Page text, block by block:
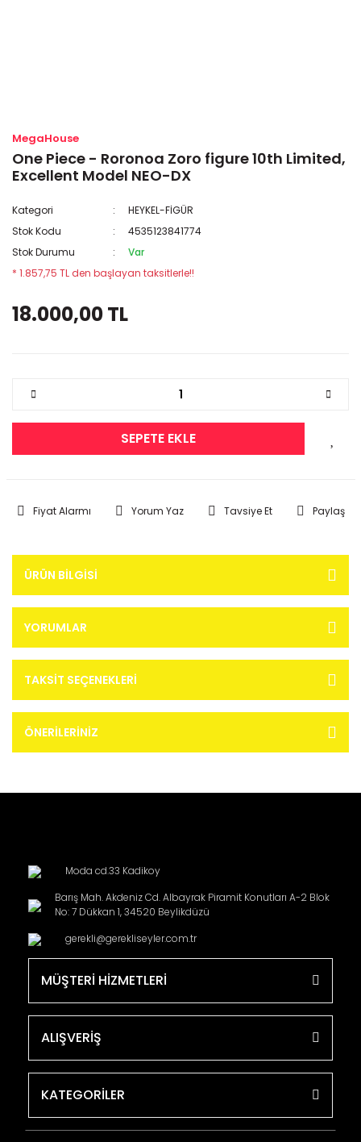
MegaHouse
One Piece - Roronoa Zoro figure 10th Limited,
Excellent Model NEO-DX
Kategori
HEYKEL-FİGÜR
Stok Kodu
4535123841774
Stok Durumu
Var
* 1.857,75 TL den başlayan taksitlerle!!
18.000,00 TL
SEPETE EKLE
Fiyat Alarmı Yorum Yaz Tavsiye Et Paylaş
ÜRÜN BILGISI
YORUMLAR
TAKSIT SEÇENEKLERI
ÖNERILERINIZ
Moda cd.33 Kadikoy
Barış Mah. Akdeniz Cd. Albayrak Piramit Konutları A-2 Blok
No: 7 Dükkan 1, 34520 Beylikdüzü
gerekli@gerekliseyler.com.tr
MÜŞTERİ HİZMETLERİ
ALIŞVERİŞ
KATEGORİLER